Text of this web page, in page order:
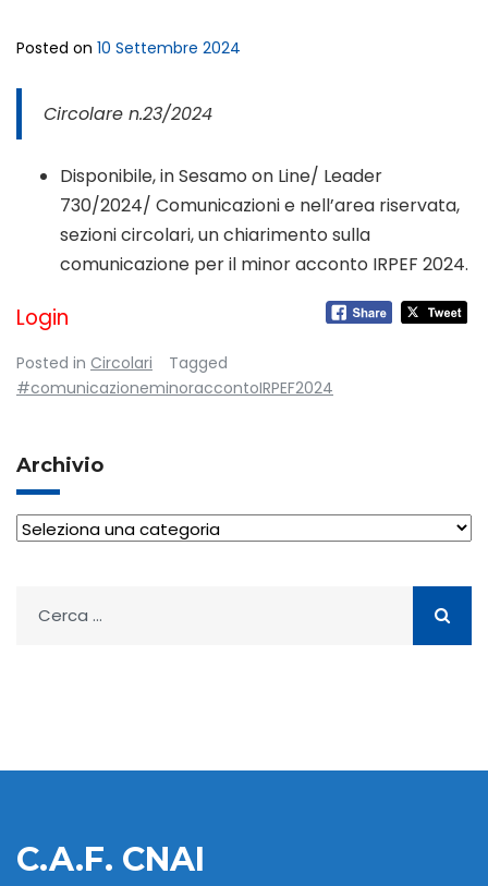
Posted on 10 Settembre 2024
Circolare n.23/2024
Disponibile, in Sesamo on Line/ Leader
730/2024/ Comunicazioni e nell’area riservata,
sezioni circolari, un chiarimento sulla
comunicazione per il minor acconto IRPEF 2024.
Login
Posted in Circolari
Tagged
#comunicazioneminoraccontoIRPEF2024
Archivio
Archivio
per:
C.A.F. CNAI